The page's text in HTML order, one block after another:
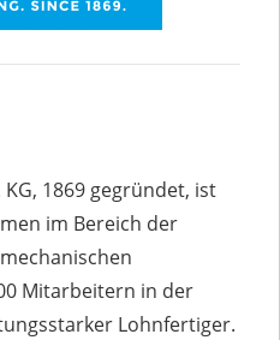
1869 gegründet, ist
im Bereich der
Mitarbeitern in der
Lohnfertiger.